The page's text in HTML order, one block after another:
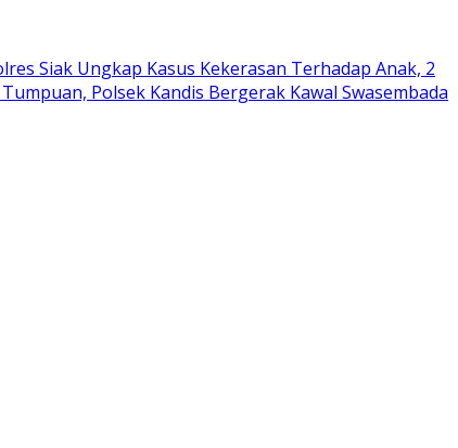
Siak Ungkap Kasus Kekerasan Terhadap Anak, 2
Tumpuan, Polsek Kandis Bergerak Kawal Swasembada